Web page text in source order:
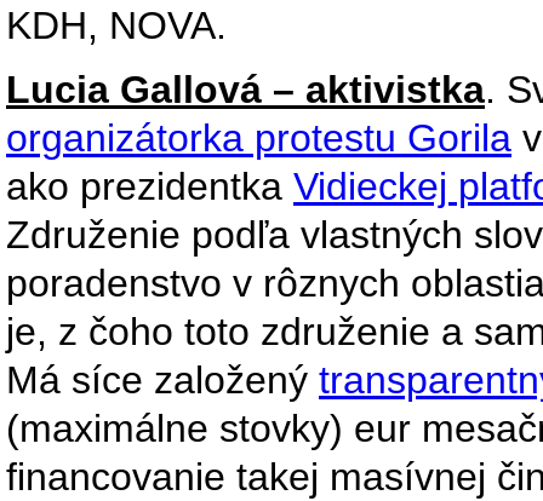
KDH, NOVA.
Lucia Gallová – aktivistka.
organizátorka protestu Gorila
ako prezidentka Vidieckej
Združenie podľa vlastných
poradenstvo v rôznych
je, z čoho toto združenie a
Má síce založený
(maximálne stovky) eur
financovanie takej masívnej